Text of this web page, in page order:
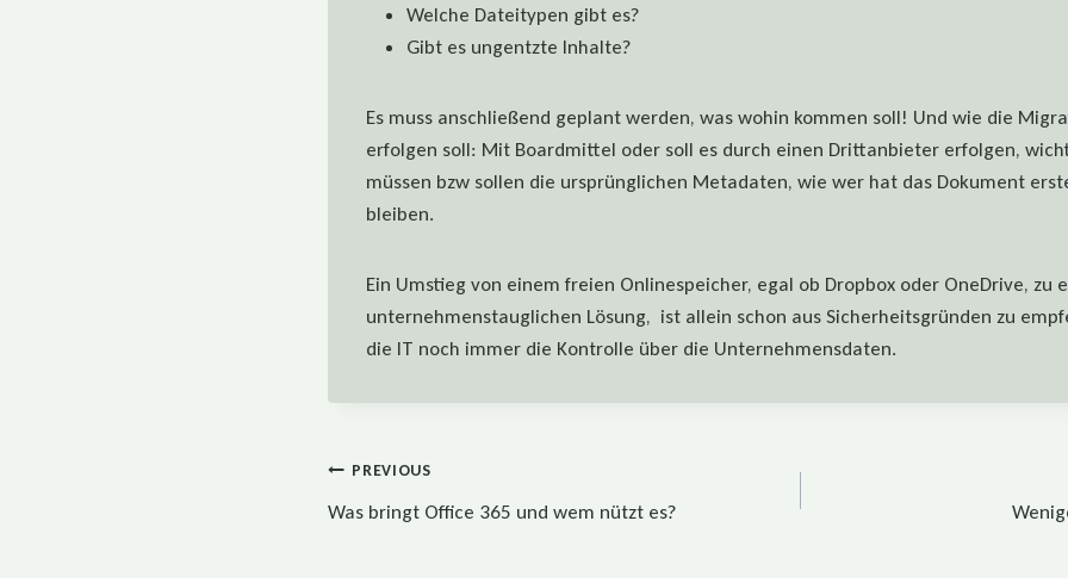
Welche Dateitypen gibt es?
Gibt es ungentzte Inhalte?
Es muss anschließend geplant werden, was wohin kommen soll! Und wie die
erfolgen soll: Mit Boardmittel oder soll es durch einen Drittanbieter erfolgen,
müssen bzw sollen die ursprünglichen Metadaten, wie wer hat das Dokument
bleiben.
Ein Umstieg von einem freien Onlinespeicher, egal ob Dropbox oder OneDrive, zu
unternehmenstauglichen Lösung, ist allein schon aus Sicherheitsgründen zu
die IT noch immer die Kontrolle über die Unternehmensdaten.
Beitragsnavigation
PREVIOUS
Was bringt Office 365 und wem nützt es?